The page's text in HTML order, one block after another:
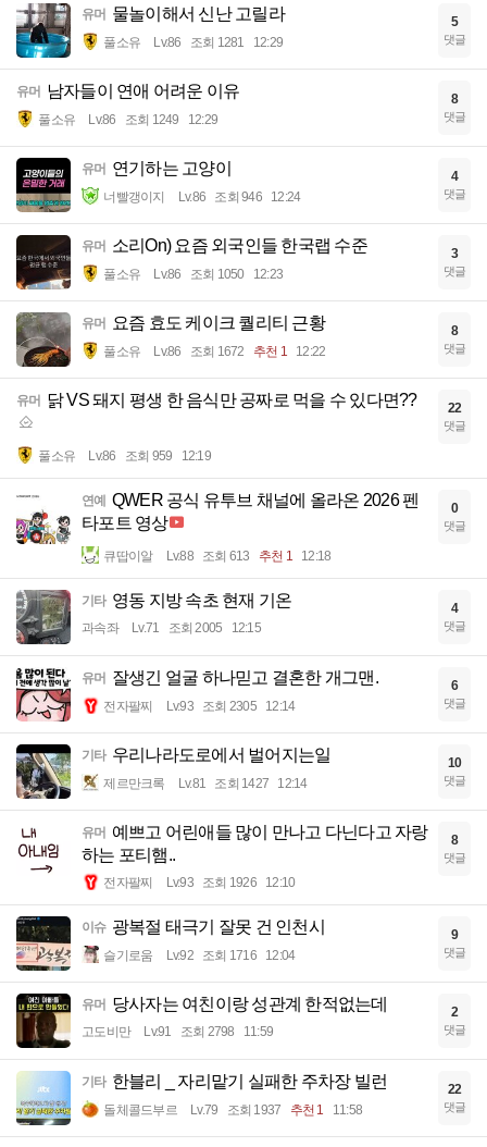
유머 물놀이해서 신난 고릴라
풀소유 Lv.86 조회 1281 12:29
5
댓글
유머 남자들이 연애 어려운 이유
풀소유 Lv.86 조회 1249 12:29
8
댓글
유머 연기하는 고양이
너빨갱이지 Lv.86 조회 946 12:24
4
댓글
유머 소리On) 요즘 외국인들 한국랩 수준
풀소유 Lv.86 조회 1050 12:23
3
댓글
유머 요즘 효도 케이크 퀄리티 근황
풀소유 Lv.86 조회 1672 추천 1 12:22
8
댓글
유머 닭 VS 돼지 평생 한 음식만 공짜로 먹을 수 있다면??
풀소유 Lv.86 조회 959 12:19
22
댓글
연예 QWER 공식 유투브 채널에 올라온 2026 펜
타포트 영상
큐땁이알 Lv.88 조회 613 추천 1 12:18
0
댓글
기타 영동 지방 속초 현재 기온
과속좌 Lv.71 조회 2005 12:15
4
댓글
유머 잘생긴 얼굴 하나믿고 결혼한 개그맨.
전자팔찌 Lv.93 조회 2305 12:14
6
댓글
기타 우리나라도로에서 벌어지는일
제르만크록 Lv.81 조회 1427 12:14
10
댓글
유머 예쁘고 어린애들 많이 만나고 다닌다고 자랑
하는 포티햄..
전자팔찌 Lv.93 조회 1926 12:10
8
댓글
이슈 광복절 태극기 잘못 건 인천시
슬기로움 Lv.92 조회 1716 12:04
9
댓글
유머 당사자는 여친이랑 성관계 한적없는데
고도비만 Lv.91 조회 2798 11:59
2
댓글
기타 한블리 _ 자리맡기 실패한 주차장 빌런
돌체콜드부르 Lv.79 조회 1937 추천 1 11:58
22
댓글